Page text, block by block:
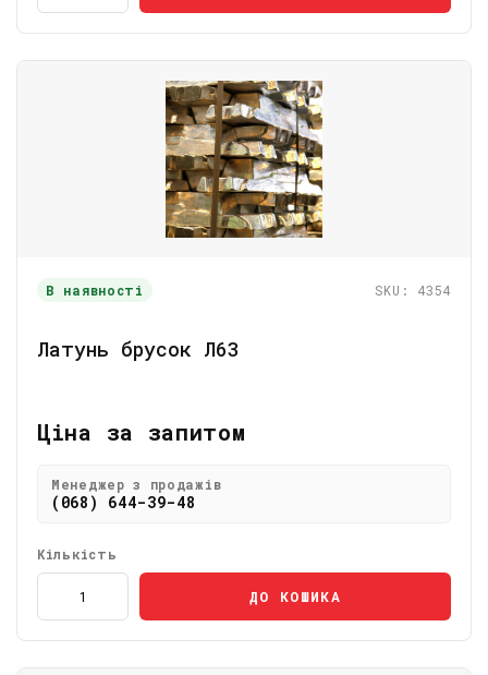
В наявності SKU: 4354
Латунь брусок Л63
Ціна за запитом
Менеджер з продажів
(068) 644-39-48
Кількість
ДО КОШИКА